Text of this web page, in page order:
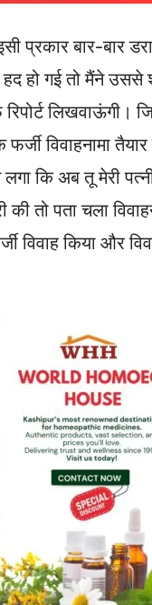
प्रकार बार-
हो गई तो मैंने
लिखवाऊंगी।
विवाहनामा
कि अब तू मेरी पत्नी
तो पता चला
विवाह किया और